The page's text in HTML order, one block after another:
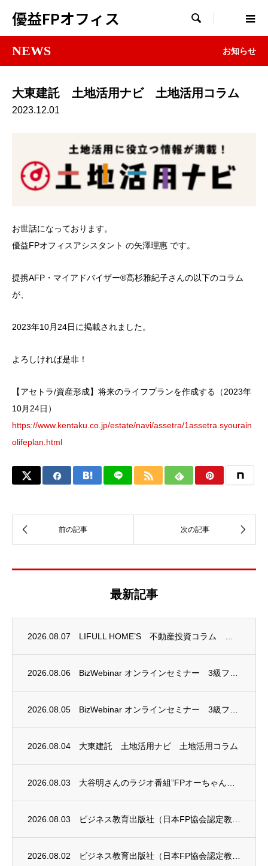
優益FPオフィス 
NEWS お知らせ
大東建託 土地活用ナビ 土地活用コラム
2023.12.01
お世話になっております。
優益FPオフィスアシスタント の矢澤理惠 です。
提携AFP・マイアドバイザー®髙杉雅紀子さんの以下のコラム
が、
2023年10月24日に掲載されました。
よろしければ是非！
【アセトラ/資産形成】将来のライフプランを作成する（2023年
10月24日）
https://www.kentaku.co.jp/estate/navi/assetra/1assetra.syourain
olifeplan.html
最新記事
2026.08.07 LIFULL HOME’S 不動産投資コラム 掲載のお知らせ
2026.08.06 BizWebinar オンラインセミナー 3級ファイナンシャル・プランニング技能士試験...
2026.08.05 BizWebinar オンラインセミナー 3級ファイナンシャル・プランニング技能士試験...
2026.08.04 大東建託 土地活用ナビ 土地活用コラム
2026.08.03 大谷明さんのラジオ番組”FPオーちゃんの「マネーのとびら」”に、安田まゆみさんが出演し...
2026.08.03 ビジネス教育出版社（日本FP協会認定教育機関）継続セミナー終了のお知らせ
2026.08.02 ビジネス教育出版社（日本FP協会認定教育機関）継続セミナー終了のお知らせ